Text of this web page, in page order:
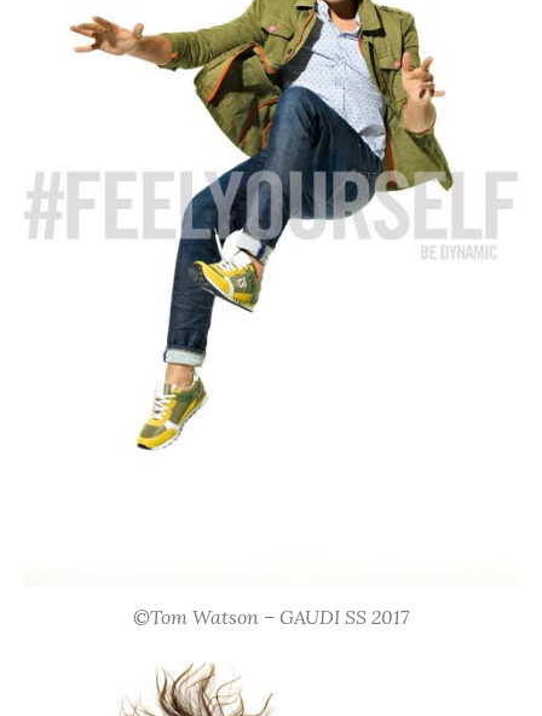
©Tom Watson – GAUDI SS 2017